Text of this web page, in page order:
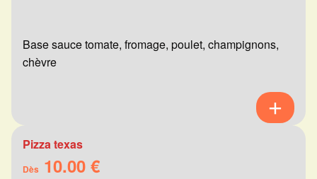
Base sauce tomate, fromage, poulet, champignons,
chèvre
Pizza texas
Dès 10.00 €